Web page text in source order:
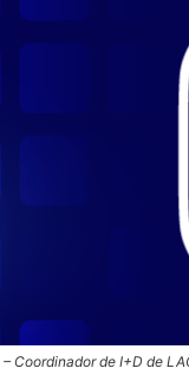
– Coordinador de I+D de